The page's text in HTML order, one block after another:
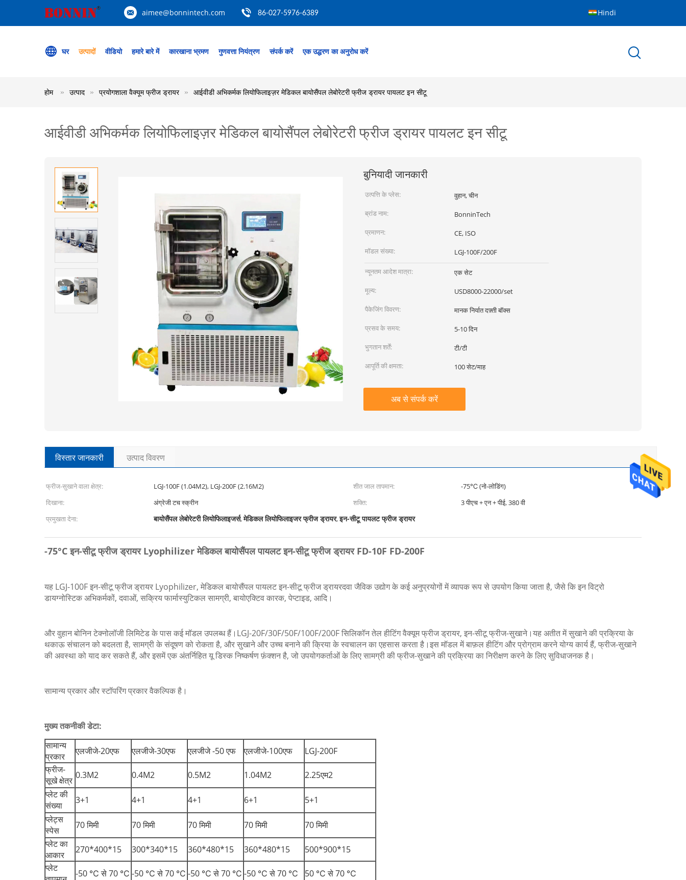
aimee@bonnintech.com 86-027-5976-6389 Hindi
घर उत्पादों वीडियो हमारे बारे में कारखाना भ्रमण गुणवत्ता नियंत्रण संपर्क करें एक उद्धरण का अनुरोध करें
होम उत्पाद प्रयोगशाला वैक्यूम फ्रीज ड्रायर आईवीडी अभिकर्मक लियोफिलाइज़र मेडिकल बायोसैंपल लेबोरेटरी फ्रीज ड्रायर पायलट इन सीटू
आईवीडी अभिकर्मक लियोफिलाइज़र मेडिकल बायोसैंपल लेबोरेटरी फ्रीज ड्रायर पायलट इन सीटू
बुनियादी जानकारी
उत्पत्ति के प्लेस:
वुहान, चीन
ब्रांड नाम:
BonninTech
प्रमाणन:
CE, ISO
मॉडल संख्या:
LGJ-100F/200F
न्यूनतम आदेश मात्रा:
एक सेट
मूल्य:
USD8000-22000/set
पैकेजिंग विवरण:
मानक निर्यात दफ़्ती बॉक्स
प्रसव के समय:
5-10 दिन
भुगतान शर्तें:
टी/टी
आपूर्ति की क्षमता:
100 सेट/माह
अब से संपर्क करें
विस्तार जानकारी उत्पाद विवरण
फ्रीज-सुखाने वाला क्षेत्र: LGJ-100F (1.04M2), LGJ-200F (2.16M2) शीत जाल तापमान:
-75℃ (नो-लोडिंग)
दिखाना:
अंग्रेजी टच स्क्रीन शक्ति:
3 पीएच + एन + पीई, 380 वी
प्रमुखता देना:
बायोसैंपल लेबोरेटरी लियोफिलाइजर्स,मेडिकल लियोफिलाइजर फ्रीज ड्रायर,इन-सीटू पायलट फ्रीज ड्रायर
-75°C इन-सीटू फ्रीज ड्रायर Lyophilizer मेडिकल बायोसैंपल पायलट इन-सीटू फ्रीज ड्रायर FD-10F FD-200F
यह LGJ-100F इन-सीटू फ्रीज ड्रायर Lyophilizer, मेडिकल बायोसैंपल पायलट इन-सीटू फ्रीज ड्रायरदवा जैविक उद्योग के कई अनुप्रयोगों में व्यापक रूप से उपयोग किया जाता है, जैसे कि इन विट्रो
डायग्नोस्टिक अभिकर्मकों, दवाओं, सक्रिय फार्मास्युटिकल सामग्री, बायोएक्टिव कारक, पेप्टाइड, आदि।
और वुहान बोनिन टेक्नोलॉजी लिमिटेड के पास कई मॉडल उपलब्ध हैं।LGJ-20F/30F/50F/100F/200F सिलिकॉन तेल हीटिंग वैक्यूम फ्रीज ड्रायर, इन-सीटू फ्रीज-सुखाने।यह अतीत में सुखाने की प्रक्रिया के
थकाऊ संचालन को बदलता है, सामग्री के संदूषण को रोकता है, और सुखाने और उच्च बनाने की क्रिया के स्वचालन का एहसास करता है।इस मॉडल में बाफ़ल हीटिंग और प्रोग्राम करने योग्य कार्य हैं, फ्रीज-सुखाने
की अवस्था को याद कर सकते हैं, और इसमें एक अंतर्निहित यू डिस्क निष्कर्षण फ़ंक्शन है, जो उपयोगकर्ताओं के लिए सामग्री की फ्रीज-सुखाने की प्रक्रिया का निरीक्षण करने के लिए सुविधाजनक है।
सामान्य प्रकार और स्टॉपरिंग प्रकार वैकल्पिक है।
मुख्य तकनीकी डेटा:
सामान्य
प्रकार
एलजीजे-20एफ एलजीजे-30एफ एलजीजे -50 एफ एलजीजे-100एफ
LGJ-200F
फ्रीज-
सूखे क्षेत्र 0.3M2 0.4M2 0.5M2 1.04M2
2.25एम2
प्लेट की
संख्या
3+1 4+1 4+1 6+1
5+1
प्लेट्स
स्पेस
70 मिमी 70 मिमी 70 मिमी 70 मिमी
70 मिमी
प्लेट का
आकार
270*400*15 300*340*15 360*480*15 360*480*15
500*900*15
प्लेट
-50 ℃ से 70 ℃ -50 ℃ से 70 ℃ -50 ℃ से 70 ℃ -50 ℃ से 70 ℃
50 ℃ से 70 ℃